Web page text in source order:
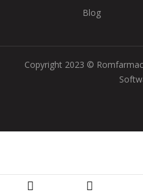
Blog
Copyright 2023 ©